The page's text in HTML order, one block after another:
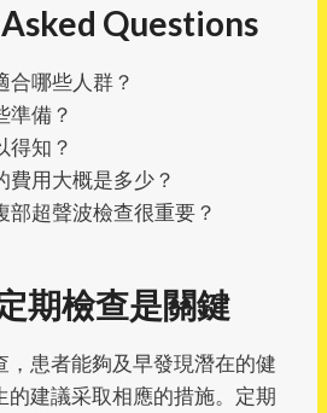
Questions
合哪些人群？
準備？
得知？
費用大概是多少？
部超聲波檢查很重要？
期檢查是關鍵
，患者能夠及早發現潛在的健
的建議采取相應的措施。定期